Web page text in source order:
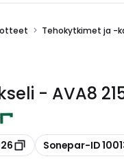
Tehokytkimet ja -
- AVA8
Kopioi
Sonepar-ID